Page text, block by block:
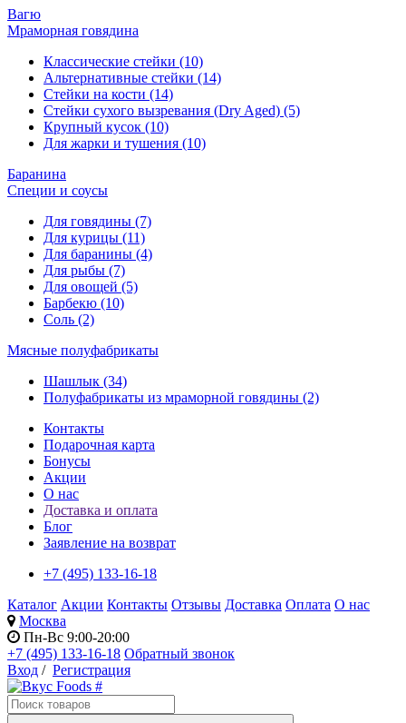
Вагю
Мраморная говядина
Классические стейки (10)
Альтернативные стейки (14)
Стейки на кости (14)
Стейки сухого вызревания (Dry Aged) (5)
Крупный кусок (10)
Для жарки и тушения (10)
Баранина
Специи и соусы
Для говядины (7)
Для курицы (11)
Для баранины (4)
Для рыбы (7)
Для овощей (5)
Барбекю (10)
Соль (2)
Мясные полуфабрикаты
Шашлык (34)
Полуфабрикаты из мраморной говядины (2)
Контакты
Подарочная карта
Бонусы
Акции
О нас
Доставка и оплата
Блог
Заявление на возврат
+7 (495) 133-16-18
Каталог Акции Контакты Отзывы Доставка Оплата О нас
Москва
Пн-Вс 9:00-20:00
+7 (495) 133-16-18 Обратный звонок
Вход / Регистрация